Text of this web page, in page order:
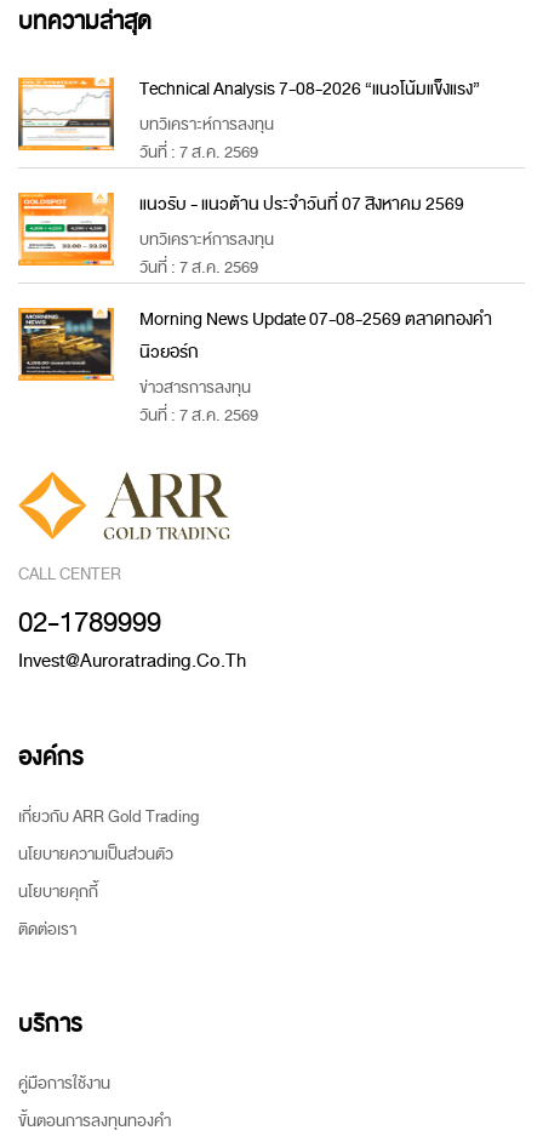
บทความล่าสุด
Technical Analysis 7-08-2026 “แนวโน้มแข็งแรง”
บทวิเคราะห์การลงทุน
วันที่ : 7 ส.ค. 2569
แนวรับ - แนวต้าน ประจำวันที่ 07 สิงหาคม 2569
บทวิเคราะห์การลงทุน
วันที่ : 7 ส.ค. 2569
Morning News Update 07-08-2569 ตลาดทองคำ
นิวยอร์ก
ข่าวสารการลงทุน
วันที่ : 7 ส.ค. 2569
CALL CENTER
02-1789999
Invest@auroratrading.co.th
องค์กร
เกี่ยวกับ ARR Gold Trading
นโยบายความเป็นส่วนตัว
นโยบายคุกกี้
ติดต่อเรา
บริการ
คู่มือการใช้งาน
ขั้นตอนการลงทุนทองคำ